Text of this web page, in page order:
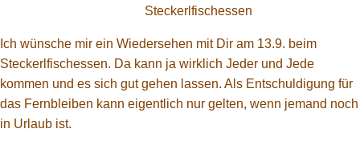
Steckerlfischessen
Ich wünsche mir ein Wiedersehen mit Dir am 13.9. beim
Steckerlfischessen. Da kann ja wirklich Jeder und Jede
kommen und es sich gut gehen lassen. Als Entschuldigung für
das Fernbleiben kann eigentlich nur gelten, wenn jemand noch
in Urlaub ist.